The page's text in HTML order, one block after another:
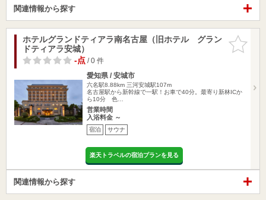
関連情報から探す
お気に入
りに追加
ホテルグランドティアラ南名古屋（旧ホテル グラン
ドティアラ安城）
-点/ 0 件
愛知県 / 安城市
六名駅8.88km 三河安城駅107m
名古屋駅から新幹線で一駅！お車で40分。最寄り新林ICか
ら10分 色…
営業時間
入浴料金 ～
宿泊 サウナ
楽天トラベルの宿泊プランを見る
関連情報から探す